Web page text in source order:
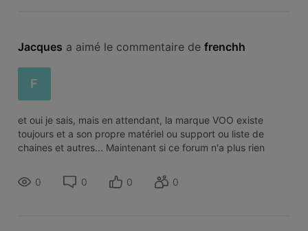
Jacques a aimé le commentaire de frenchh
F
et oui je sais, mais en attendant, la marque VOO existe
toujours et a son propre matériel ou support ou liste de
chaines et autres... Maintenant si ce forum n'a plus rien
pense alors
0 0 0 0